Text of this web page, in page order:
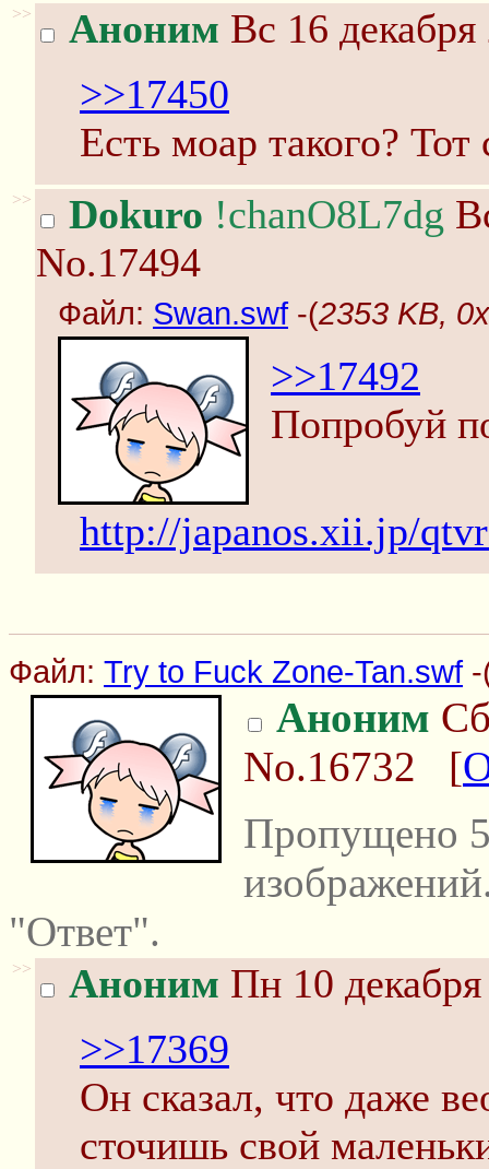
>> Аноним Вс 16
>>17450
Есть моар такого?
>> Dokuro !chanO8L7dg
No.17494
Файл: Swan.swf -(2353 KB,
>>17492
Попробуй
http://japanos.xii.jp/
Файл: Try to Fuck Zone-Tan.swf-
Аноним
No.16732 [
Пропущено
"Ответ".
>> Аноним Пн 10
>>17369
Он сказал, что даже
сточишь свой